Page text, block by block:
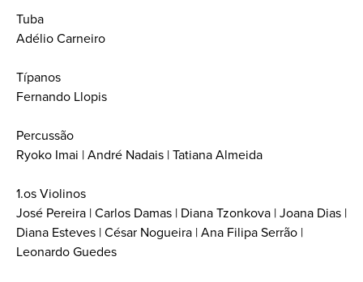
Tuba
Adélio Carneiro
Típanos
Fernando Llopis
Percussão
Ryoko Imai | André Nadais | Tatiana Almeida
1.os Violinos
José Pereira | Carlos Damas | Diana Tzonkova | Joana Dias |
Diana Esteves | César Nogueira | Ana Filipa Serrão |
Leonardo Guedes